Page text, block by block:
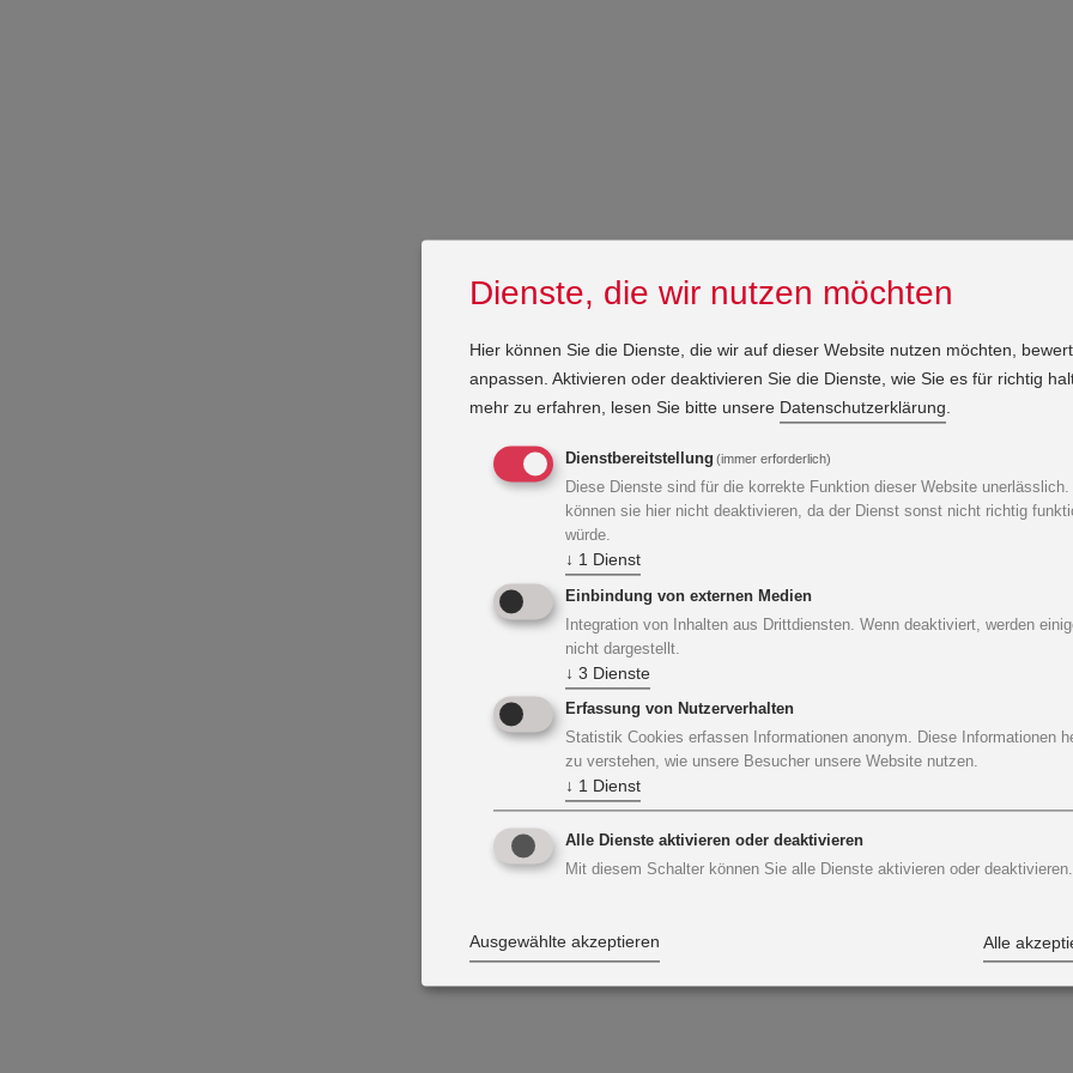
Dienste, die wir nutzen möchten
Hier können Sie die Dienste, die wir auf dieser Website nutzen möchten,
anpassen. Aktivieren oder deaktivieren Sie die Dienste, wie Sie es für richtig
mehr zu erfahren, lesen Sie bitte unsere Datenschutzerklärung.
Dienstbereitstellung (immer erforderlich)
Diese Dienste sind für die korrekte Funktion dieser Website unerlässlich.
können sie hier nicht deaktivieren, da der Dienst sonst nicht richtig
würde.
↓ 1 Dienst
Einbindung von externen Medien
Integration von Inhalten aus Drittdiensten. Wenn deaktiviert, werden
nicht dargestellt.
↓ 3 Dienste
Erfassung von Nutzerverhalten
Statistik Cookies erfassen Informationen anonym. Diese Informationen
zu verstehen, wie unsere Besucher unsere Website nutzen.
↓ 1 Dienst
Alle Dienste aktivieren oder deaktivieren
Mit diesem Schalter können Sie alle Dienste aktivieren oder deaktivieren.
Ausgewählte akzeptieren Alle